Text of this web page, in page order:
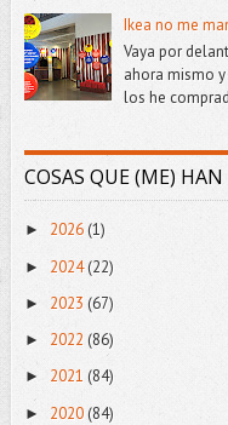
Ikea no me
Vaya por
ahora mismo
los he
COSAS QUE (ME) HAN
► 2026(1)
► 2024(22)
► 2023 (67)
► 2022 (86)
► 2021 (84)
► 2020(84)